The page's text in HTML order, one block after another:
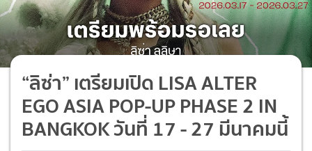
“ลิซ่า” เตรียมเปิด LISA ALTER
EGO ASIA POP-UP PHASE 2 IN
BANGKOK วันที่ 17 - 27 มีนาคมนี้